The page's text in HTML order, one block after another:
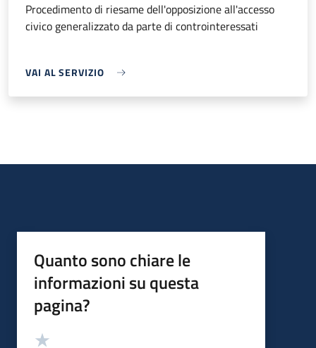
Procedimento di riesame dell'opposizione all'accesso
civico generalizzato da parte di controinteressati
VAI AL SERVIZIO
Quanto sono chiare le
informazioni su questa
pagina?
Valutazione